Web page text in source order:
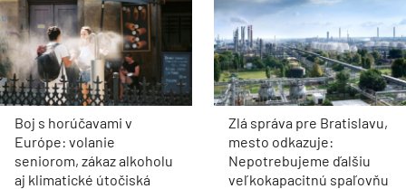
Boj s horúčavami v
Európe: volanie
seniorom, zákaz alkoholu
aj klimatické útočiská
Zlá správa pre Bratislavu,
mesto odkazuje:
Nepotrebujeme ďalšiu
veľkokapacitnú spaľovňu